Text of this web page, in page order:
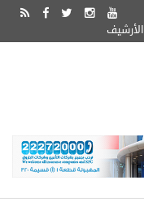
الأرشيف